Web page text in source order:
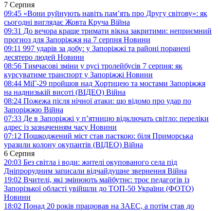
7 Серпня
09:45 «Вони руйнують навіть пам’ять про Другу світову»: як
сьогодні виглядає Жовта Круча Війна
09:31 До вечора краще тримати вікна закритими: неприємний
прогноз для Запоріжжя на 7 серпня Новини
09:11 997 ударів за добу: у Запоріжжі та районі поранені
десятеро людей Новини
08:56 Тимчасові зміни у русі тролейбусів 7 серпня: як
курсуватиме транспорт у Запоріжжі Новини
08:44 МіГ-29 пройшов над Хортицею та мостами Запоріжжя
на наднизькій висоті (ВІДЕО) Війна
08:24 Пожежа після нічної атаки: що відомо про удар по
Запоріжжю Війна
07:33 Де в Запоріжжі у п’ятницю відключать світло: переліки
адрес із зазначенням часу Новини
07:12 Пошкоджений міст став пасткою: біля Приморська
уразили колону окупантів (ВІДЕО) Війна
6 Серпня
20:03 Без світла і води: жителі окупованого села під
Дніпрорудним записали відчайдушне звернення Війна
19:02 Вчителі, які змінюють майбутнє: троє педагогів із
Запорізької області увійшли до ТОП-50 України (ФОТО)
Новини
18:02 Понад 20 років працював на ЗАЕС, а потім став до